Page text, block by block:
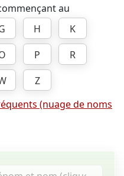
au
H
K
P
R
Z
(nuage de noms